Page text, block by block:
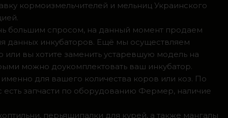
кормоизмельчителей и мельниц Украинского
большим спросом, на данный момент продаем
данных инкубаторов. Ещё мы осуществляем
вы хотите заменить устаревшую модель на
можно доукомплектовать ваш инкубатор.
для вашего количества коров или коз. По
запчасти по оборудованию Фермер, наличие
перьящипалки для курей, а также мангалы